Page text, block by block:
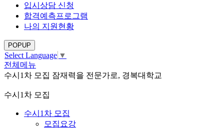
입시상담 신청
합격예측프로그램
나의 지원현황
POPUP
Select Language ▼
전체메뉴
수시1차 모집 잠재력을 전문가로, 경복대학교
수시1차 모집
수시1차 모집
모집요강